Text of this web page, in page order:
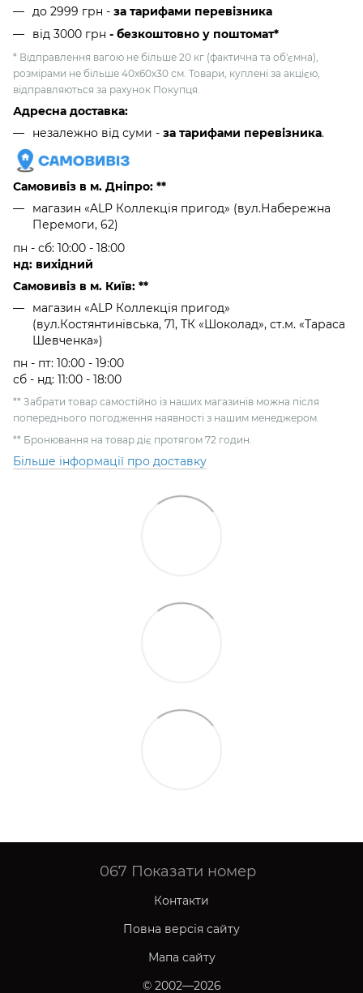
до 2999 грн - за тарифами перевізника
від 3000 грн - безкоштовно у поштомат*
* Відправлення вагою не більше 20 кг (фактична та об'ємна),
розмірами не більше 40х60х30 см. Товари, куплені за акцією,
відправляються за рахунок Покупця.
Адресна доставка:
незалежно від суми - за тарифами перевізника.
Самовивіз в м. Дніпро: **
магазин «ALP Коллекція пригод» (вул.Набережна
Перемоги, 62)
пн - сб: 10:00 - 18:00
нд: вихідний
Самовивіз в м. Київ: **
магазин «ALP Коллекція пригод»
(вул.Костянтинівська, 71, ТК «Шоколад», ст.м. «Тараса
Шевченка»)
пн - пт: 10:00 - 19:00
сб - нд: 11:00 - 18:00
** Забрати товар самостійно із наших магазинів можна після
попереднього погодження наявності з нашим менеджером.
** Бронювання на товар діє протягом 72 годин.
Більше інформації про доставку
067 Показати номер
Контакти
Повна версія сайту
Мапа сайту
© 2002—2026